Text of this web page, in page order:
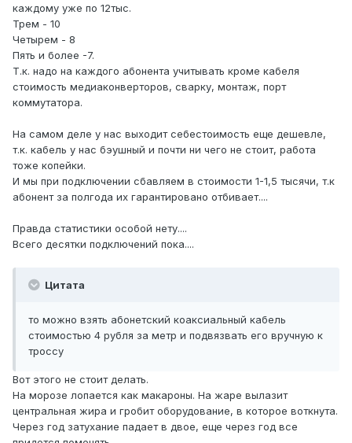
каждому уже по 12тыс.
Трем - 10
Четырем - 8
Пять и более -7.
Т.к. надо на каждого абонента учитывать кроме кабеля
стоимость медиаконверторов, сварку, монтаж, порт
коммутатора.
На самом деле у нас выходит себестоимость еще дешевле,
т.к. кабель у нас бэушный и почти ни чего не стоит, работа
тоже копейки.
И мы при подключении сбавляем в стоимости 1-1,5 тысячи, т.к
абонент за полгода их гарантировано отбивает....
Правда статистики особой нету....
Всего десятки подключений пока....
Цитата
то можно взять абонетский коаксиальный кабель
стоимостью 4 рубля за метр и подвязвать его вручную к
троссу
Вот этого не стоит делать.
На морозе лопается как макароны. На жаре вылазит
центральная жира и гробит оборудование, в которое воткнута.
Через год затухание падает в двое, еще через год все